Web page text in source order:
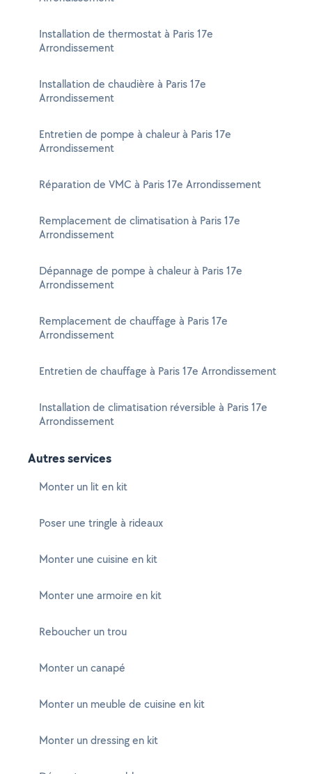
Installation de thermostat à Paris 17e
Arrondissement
Installation de chaudière à Paris 17e
Arrondissement
Entretien de pompe à chaleur à Paris 17e
Arrondissement
Réparation de VMC à Paris 17e Arrondissement
Remplacement de climatisation à Paris 17e
Arrondissement
Dépannage de pompe à chaleur à Paris 17e
Arrondissement
Remplacement de chauffage à Paris 17e
Arrondissement
Entretien de chauffage à Paris 17e Arrondissement
Installation de climatisation réversible à Paris 17e
Arrondissement
Autres services
Monter un lit en kit
Poser une tringle à rideaux
Monter une cuisine en kit
Monter une armoire en kit
Reboucher un trou
Monter un canapé
Monter un meuble de cuisine en kit
Monter un dressing en kit